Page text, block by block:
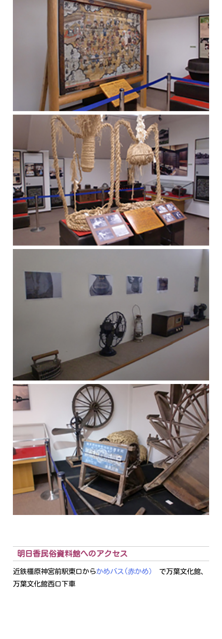
明日香民俗資料館へのアクセス
近鉄橿原神宮前駅東口からかめバス(赤かめ）
で万葉文化館、
万葉文化館西口下車